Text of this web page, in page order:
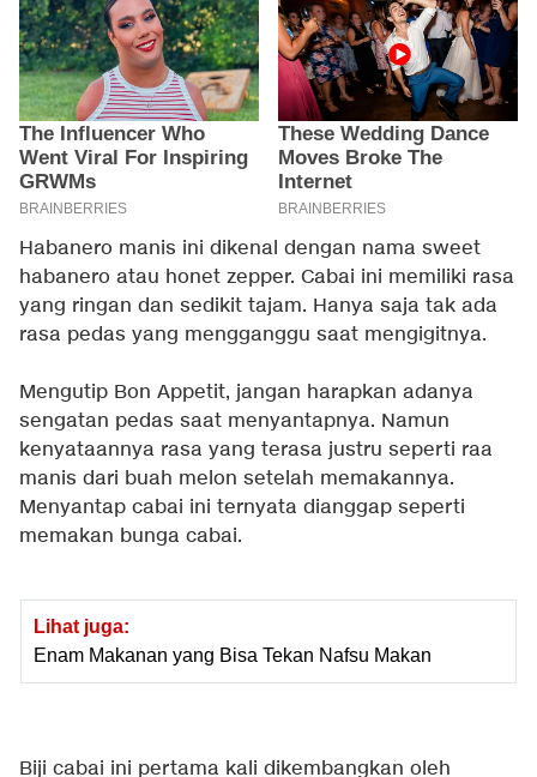
Habanero manis ini dikenal dengan nama sweet
habanero atau honet zepper. Cabai ini memiliki rasa
yang ringan dan sedikit tajam. Hanya saja tak ada
rasa pedas yang mengganggu saat mengigitnya.
Mengutip Bon Appetit, jangan harapkan adanya
sengatan pedas saat menyantapnya. Namun
kenyataannya rasa yang terasa justru seperti raa
manis dari buah melon setelah memakannya.
Menyantap cabai ini ternyata dianggap seperti
memakan bunga cabai.
Lihat juga:
Enam Makanan yang Bisa Tekan Nafsu Makan
Biji cabai ini pertama kali dikembangkan oleh